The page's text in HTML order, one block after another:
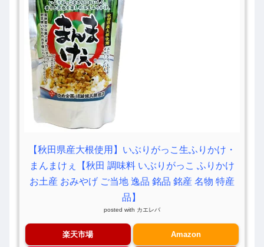
【秋田県産大根使用】いぶりがっこ生ふりかけ・
まんまけぇ【秋田 調味料 いぶりがっこ ふりかけ
お土産 おみやげ ご当地 逸品 銘品 銘産 名物 特産
品】
posted with カエレバ
楽天市場 Amazon